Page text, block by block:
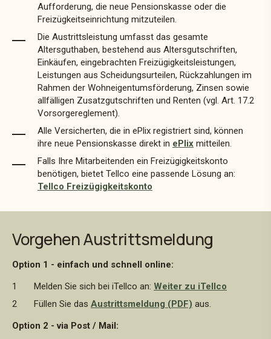
Aufforderung, die neue Pensionskasse oder die
Freizügkeitseinrichtung mitzuteilen.
Die Austrittsleistung umfasst das gesamte
Altersguthaben, bestehend aus Altersgutschriften,
Einkäufen, eingebrachten Freizügigkeitsleistungen,
Leistungen aus Scheidungsurteilen, Rückzahlungen im
Rahmen der Wohneigentumsförderung, Zinsen sowie
allfälligen Zusatzgutschriften und Renten (vgl. Art. 17.2
Vorsorgereglement).
Alle Versicherten, die in ePlix registriert sind, können
ihre neue Pensionskasse direkt in ePlix mitteilen.
Falls Ihre Mitarbeitenden ein Freizügigkeitskonto
benötigen, bietet Tellco eine passende Lösung an:
Tellco Freizügigkeitskonto
Vorgehen Austrittsmeldung
Option 1 - einfach und schnell online:
Melden Sie sich bei iTellco an: Weiter zu iTellco
Füllen Sie das Austrittsmeldung (PDF) aus.
Option 2 - via Post / Mail: